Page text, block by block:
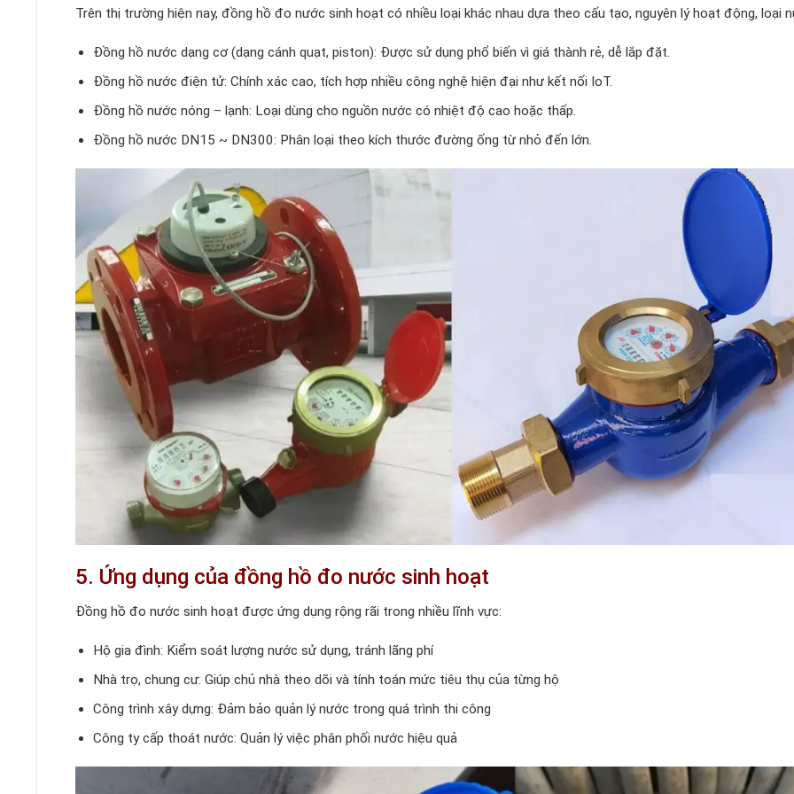
Trên thị trường hiện nay, đồng hồ đo nước sinh hoạt có nhiều loại khác nhau dựa theo cấu tạo, nguyên lý hoạt động, loại
Đồng hồ nước dạng cơ (dạng cánh quạt, piston): Được sử dụng phổ biến vì giá thành rẻ, dễ lắp đặt.
Đồng hồ nước điện tử: Chính xác cao, tích hợp nhiều công nghệ hiện đại như kết nối IoT.
Đồng hồ nước nóng – lạnh: Loại dùng cho nguồn nước có nhiệt độ cao hoặc thấp.
Đồng hồ nước DN15 ~ DN300: Phân loại theo kích thước đường ống từ nhỏ đến lớn.
5. Ứng dụng của đồng hồ đo nước sinh hoạt
Đồng hồ đo nước sinh hoạt được ứng dụng rộng rãi trong nhiều lĩnh vực:
Hộ gia đình: Kiểm soát lượng nước sử dụng, tránh lãng phí
Nhà trọ, chung cư: Giúp chủ nhà theo dõi và tính toán mức tiêu thụ của từng hộ
Công trình xây dựng: Đảm bảo quản lý nước trong quá trình thi công
Công ty cấp thoát nước: Quản lý việc phân phối nước hiệu quả